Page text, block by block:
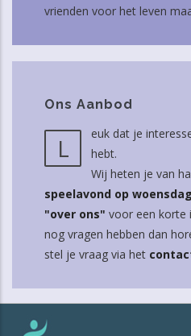
vrienden voor het leven
Ons Aanbod
L
euk dat je
hebt.
Wij heten je van
speelavond op woensdag
"over ons" voor een korte
nog vragen hebben dan
stel je vraag via het